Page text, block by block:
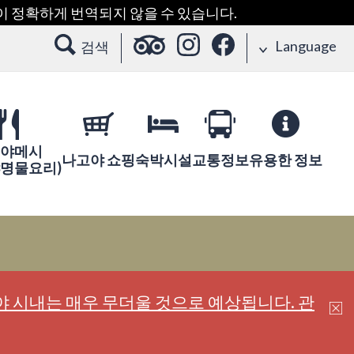
정확하게 번역되지 않을 수 있습니다.
검색
Language
메시
물요리)나고야 쇼핑숙박시설교통정보유용한 정보
시내는 매우 무더울 것으로 예상됩니다. 관